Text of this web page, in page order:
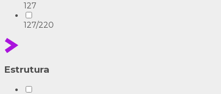
127
127/220
Estrutura